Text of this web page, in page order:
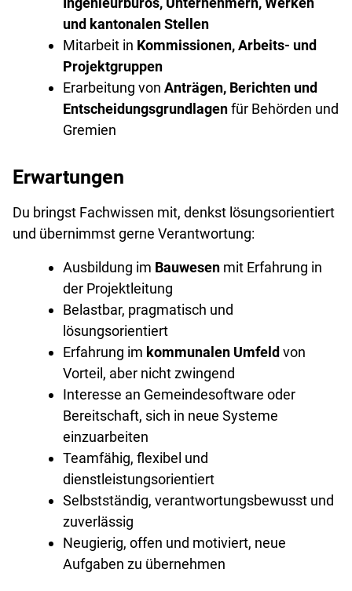
und kantonalen Stellen
Mitarbeit in Kommissionen, Arbeits- und
Projektgruppen
Erarbeitung von Anträgen, Berichten und
Entscheidungsgrundlagenfür Behörden und
Gremien
Erwartungen
Du bringst Fachwissen mit, denkst lösungsorientiert
und übernimmst gerne Verantwortung:
Ausbildung im Bauwesen mit Erfahrung in
der Projektleitung
Belastbar, pragmatisch und
lösungsorientiert
Erfahrung im kommunalen Umfeld von
Vorteil, aber nicht zwingend
Interesse an Gemeindesoftware oder
Bereitschaft, sich in neue Systeme
einzuarbeiten
Teamfähig, flexibel und
dienstleistungsorientiert
Selbstständig, verantwortungsbewusst und
zuverlässig
Neugierig, offen und motiviert, neue
Aufgaben zu übernehmen